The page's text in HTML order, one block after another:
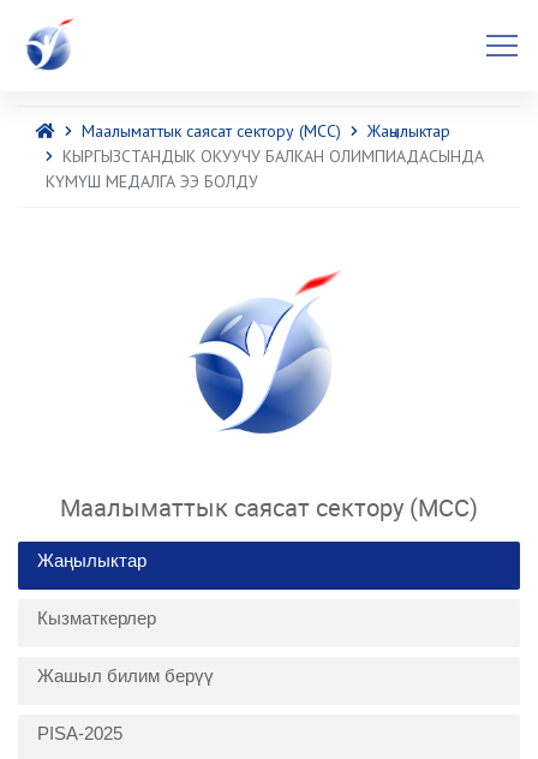
Маалыматтык саясат сектору (МСС)
Жаңылыктар
КЫРГЫЗСТАНДЫК ОКУУЧУ БАЛКАН ОЛИМПИАДАСЫНДА
КҮМҮШ МЕДАЛГА ЭЭ БОЛДУ
Маалыматтык саясат сектору (МСС)
Жаңылыктар
Кызматкерлер
Жашыл билим берүү
PISA-2025